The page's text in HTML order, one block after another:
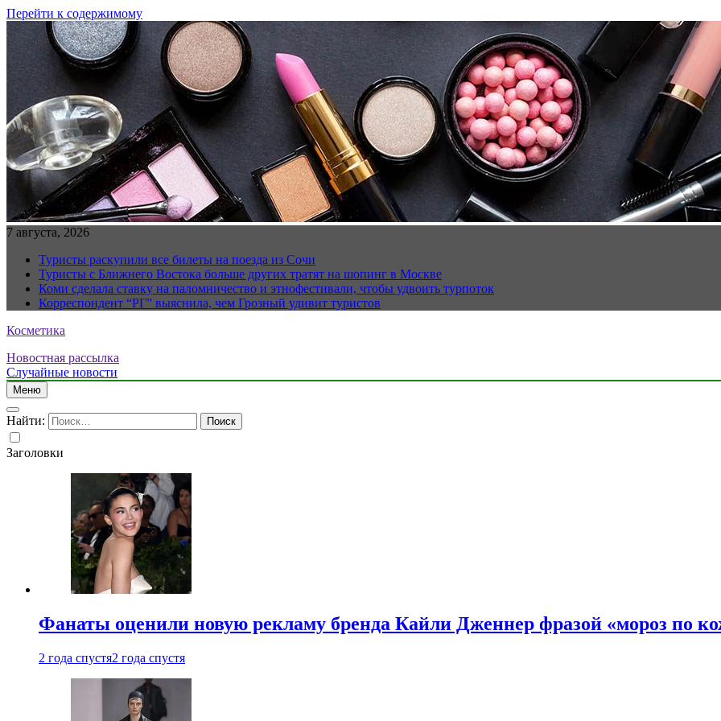
Перейти к содержимому
7 августа, 2026
Туристы раскупили все билеты на поезда из Сочи
Туристы с Ближнего Востока больше других тратят на шопинг в Москве
Коми сделала ставку на паломничество и этнофестивали, чтобы удвоить турпоток
Корреспондент “РГ” выяснила, чем Грозный удивит туристов
Косметика
Новостная рассылка
Случайные новости
Меню
Найти:
Заголовки
Фанаты оценили новую рекламу бренда Кайли Дженнер фразой «мороз по
2 года спустя2 года спустя